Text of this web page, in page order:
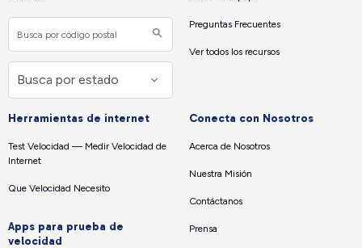
Preguntas Frecuentes
Ver todos los recursos
Herramientas de internet
Test Velocidad — Medir Velocidad de
Internet
Que Velocidad Necesito
Apps para prueba de
velocidad
Conecta con Nosotros
Acerca de Nosotros
Nuestra Misión
Contáctanos
Prensa